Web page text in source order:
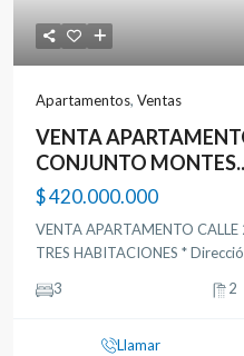
Apartamentos, Ventas
VENTA
CONJUNTO
$ 420.000.000
VENTA APARTAMENTO
TRES HABITACIONES *
3
2
Llamar